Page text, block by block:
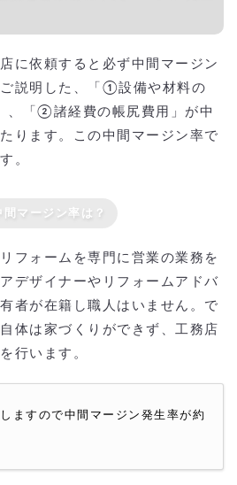
に依頼すると必ず中間マージン
説明した、「①設備や材料の
、「②諸経費の帳尻費用」が中
ります。この中間マージン率で
。
間マージン率は？
フォームを専門に営業の業務を
デザイナーやリフォームアドバ
者が在籍し職人はいません。で
体は家づくりができず、工務店
行います。
ますので中間マージン発生率が約